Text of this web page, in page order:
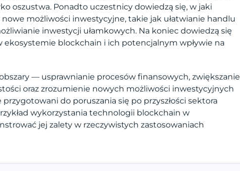
oszustwa. Ponadto uczestnicy dowiedzą się, w jaki
możliwości inwestycyjne, takie jak ułatwianie handlu
inwestycji ułamkowych. Na koniec dowiedzą się
blockchain i ich potencjalnym wpływie na
— usprawnianie procesów finansowych, zwiększanie
oraz zrozumienie nowych możliwości inwestycyjnych
do poruszania się po przyszłości sektora
wykorzystania technologii blockchain w
jej zalety w rzeczywistych zastosowaniach